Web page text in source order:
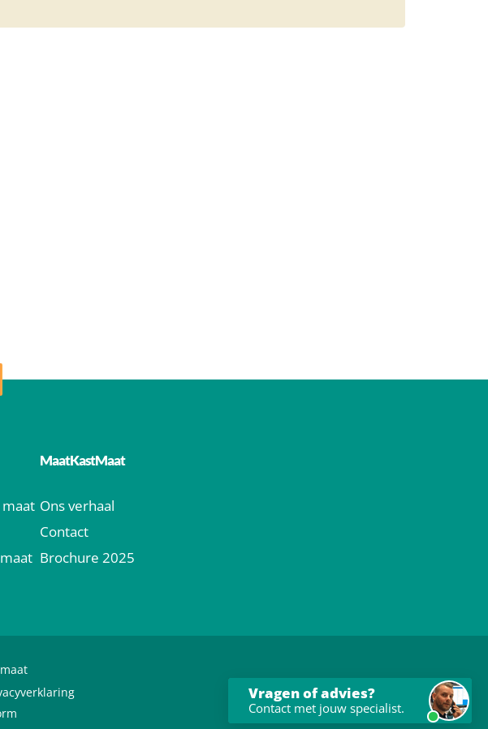
MaatKastMaat
Ons verhaal
Contact
Brochure 2025
Vragen of advies?
Contact met jouw specialist.